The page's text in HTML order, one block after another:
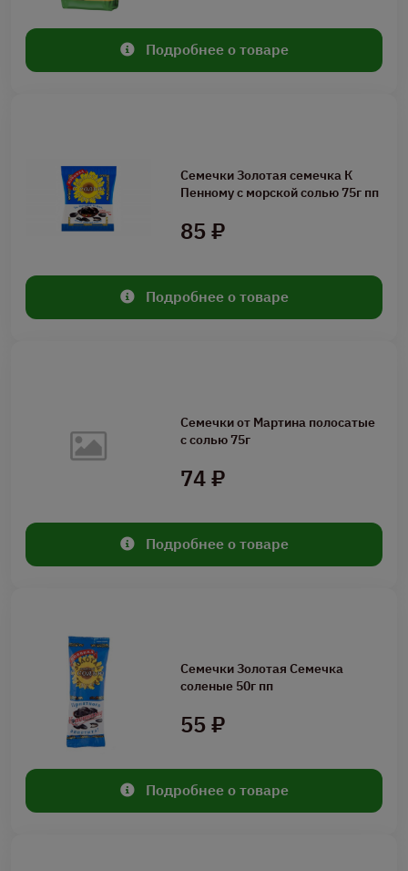
Подробнее о товаре
Семечки Золотая семечка К
Пенному с морской солью 75г пп
85 ₽
Подробнее о товаре
Семечки от Мартина полосатые
с солью 75г
74 ₽
Подробнее о товаре
Семечки Золотая Семечка
соленые 50г пп
55 ₽
Подробнее о товаре